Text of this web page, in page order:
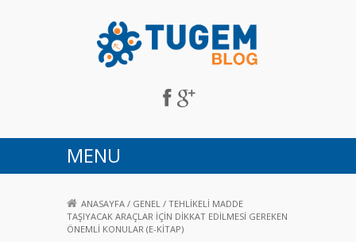
MENU
ANASAYFA / GENEL / TEHLIKELI MADDE
TAŞIYACAK ARAÇLAR İÇIN DIKKAT EDILMESI GEREKEN
ÖNEMLI KONULAR (E-KITAP)